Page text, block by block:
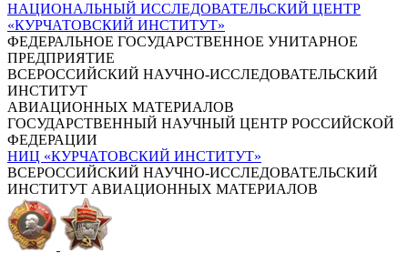
НАЦИОНАЛЬНЫЙ ИССЛЕДОВАТЕЛЬСКИЙ ЦЕНТР
«КУРЧАТОВСКИЙ ИНСТИТУТ»
ФЕДЕРАЛЬНОЕ ГОСУДАРСТВЕННОЕ УНИТАРНОЕ
ПРЕДПРИЯТИЕ
ВСЕРОССИЙСКИЙ НАУЧНО-ИССЛЕДОВАТЕЛЬСКИЙ
ИНСТИТУТ
АВИАЦИОННЫХ МАТЕРИАЛОВ
ГОСУДАРСТВЕННЫЙ НАУЧНЫЙ ЦЕНТР РОССИЙСКОЙ
ФЕДЕРАЦИИ
НИЦ «КУРЧАТОВСКИЙ ИНСТИТУТ»
ВСЕРОССИЙСКИЙ НАУЧНО-ИССЛЕДОВАТЕЛЬСКИЙ
ИНСТИТУТ АВИАЦИОННЫХ МАТЕРИАЛОВ